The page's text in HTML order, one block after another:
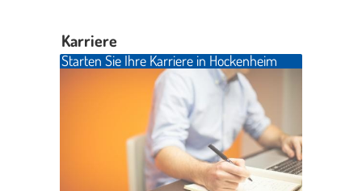
Karriere
Starten Sie Ihre Karriere in Hockenheim